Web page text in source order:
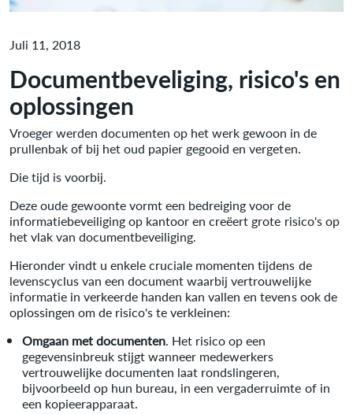
Juli 11, 2018
Documentbeveliging, risico's en
oplossingen
Vroeger werden documenten op het werk gewoon in de
prullenbak of bij het oud papier gegooid en vergeten.
Die tijd is voorbij.
Deze oude gewoonte vormt een bedreiging voor de
informatiebeveiliging op kantoor en creëert grote risico's op
het vlak van documentbeveiliging.
Hieronder vindt u enkele cruciale momenten tijdens de
levenscyclus van een document waarbij vertrouwelijke
informatie in verkeerde handen kan vallen en tevens ook de
oplossingen om de risico's te verkleinen:
Omgaan met documenten. Het risico op een
gegevensinbreuk stijgt wanneer medewerkers
vertrouwelijke documenten laat rondslingeren,
bijvoorbeeld op hun bureau, in een vergaderruimte of in
een kopieerapparaat.